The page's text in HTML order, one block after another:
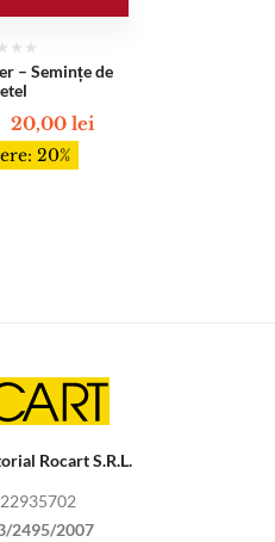
– Semințe de
20,00 lei
20%
Rocart S.R.L.
2495/2007